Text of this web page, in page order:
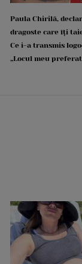
Paula Chirilă,
dragoste care îți
Ce i-a transmis
„Locul meu